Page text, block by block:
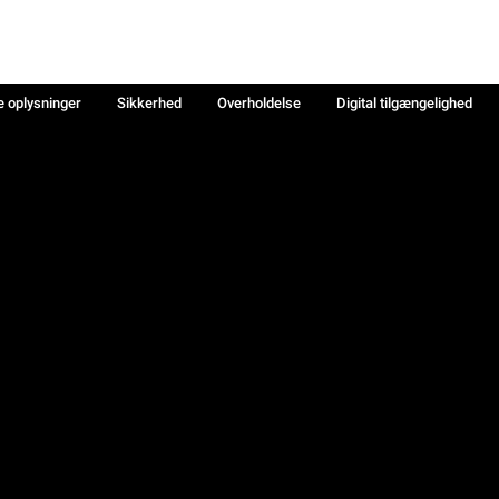
oplysninger Sikkerhed Overholdelse
Digital tilgængelighed